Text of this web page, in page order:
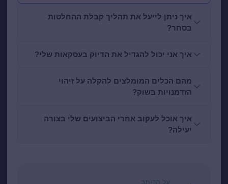
איך ניתן לייעל את תהליך קבלת ההחלטות
בסחר?
איך אני יכול להגדיל את הדיוק בעסקאות שלי?
מהם הכלים המומלצים להקלה על זיהוי
הזדמנויות בשוק?
איך אוכל לעקוב אחרי הביצועים שלי בצורה
יעילה?
על הכותב